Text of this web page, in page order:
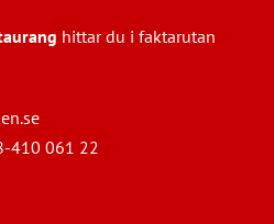
hittar du i faktarutan
410 061 22